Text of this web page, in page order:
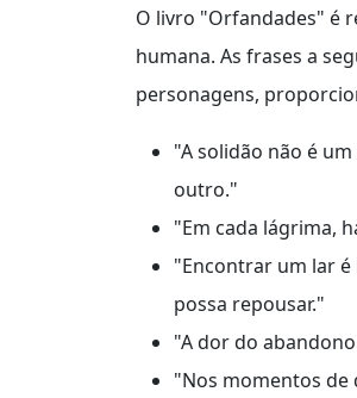
O livro "Orfandades" é
humana. As frases a
personagens,
"A solidão não é
outro."
"Em cada lágrima,
"Encontrar um lar é
possa repousar."
"A dor do
"Nos momentos de